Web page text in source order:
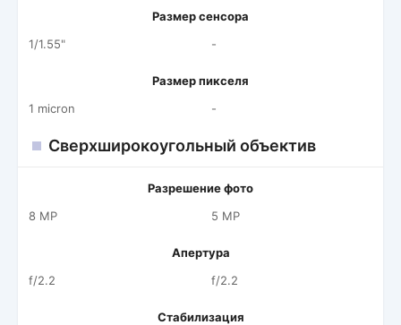
Размер сенсора
1/1.55"
-
Размер пикселя
1 micron
-
Сверхширокоугольный объектив
Разрешение фото
8 MP
5 MP
Апертура
f/2.2
f/2.2
Стабилизация